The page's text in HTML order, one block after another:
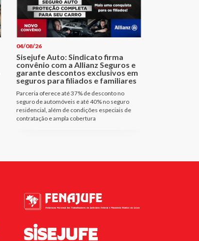
04/08/26
Sisejufe Auto: Sindicato firma
convênio com a Allianz Seguros e
garante descontos exclusivos em
seguros para filiados e familiares
Parceria oferece até 37% de desconto no
seguro de automóveis e até 40% no seguro
residencial, além de condições especiais de
contratação e ampla cobertura